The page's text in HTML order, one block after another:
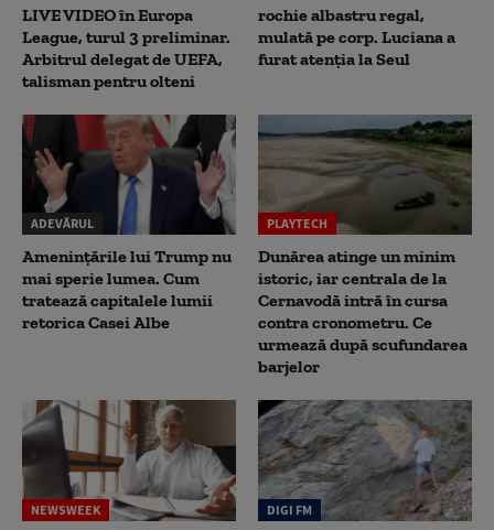
LIVE VIDEO în Europa
League, turul 3 preliminar.
Arbitrul delegat de UEFA,
talisman pentru olteni
rochie albastru regal,
mulată pe corp. Luciana a
furat atenția la Seul
ADEVĂRUL
Amenințările lui Trump nu
mai sperie lumea. Cum
tratează capitalele lumii
retorica Casei Albe
PLAYTECH
Dunărea atinge un minim
istoric, iar centrala de la
Cernavodă intră în cursa
contra cronometru. Ce
urmează după scufundarea
barjelor
NEWSWEEK DIGI FM